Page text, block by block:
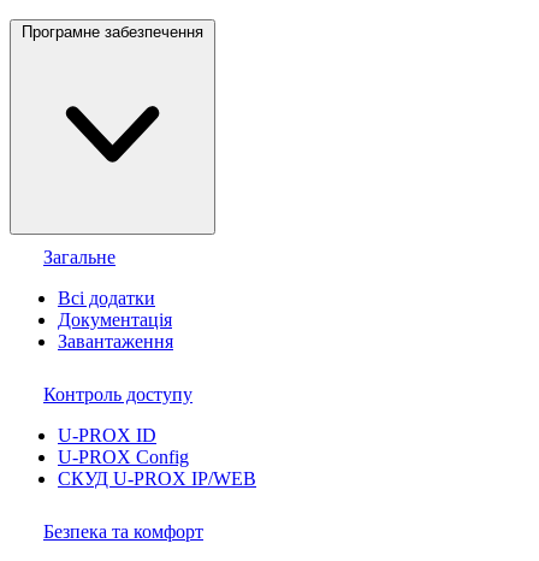
Програмне забезпечення
Загальне
Всі додатки
Документація
Завантаження
Контроль доступу
U-PROX ID
U-PROX Config
СКУД U-PROX IP/WEB
Безпека та комфорт